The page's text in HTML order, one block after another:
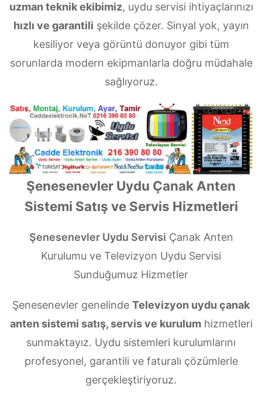
uzman teknik ekibimiz, uydu servisi ihtiyaçlarınızı
hızlı ve garantili şekilde çözer. Sinyal yok, yayın
kesiliyor veya görüntü donuyor gibi tüm
sorunlarda modern ekipmanlarla doğru müdahale
sağlıyoruz.
Şenesenevler Uydu Çanak Anten
Sistemi Satış ve Servis Hizmetleri
Şenesenevler Uydu Servisi Çanak Anten
Kurulumu ve Televizyon Uydu Servisi
Sunduğumuz Hizmetler
Şenesenevler genelinde Televizyon uydu çanak
anten sistemi satış, servis ve kurulumhizmetleri
sunmaktayız. Uydu sistemleri kurulumlarını
profesyonel, garantili ve faturalı çözümlerle
gerçekleştiriyoruz.